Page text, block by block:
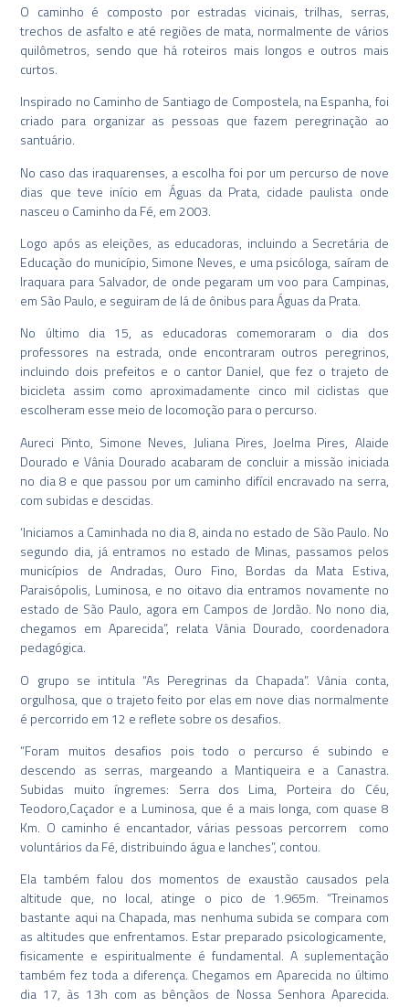
O caminho é composto por estradas vicinais, trilhas, serras,
trechos de asfalto e até regiões de mata, normalmente de vários
quilômetros, sendo que há roteiros mais longos e outros mais
curtos.
Inspirado no Caminho de Santiago de Compostela, na Espanha, foi
criado para organizar as pessoas que fazem peregrinação ao
santuário.
No caso das iraquarenses, a escolha foi por um percurso de nove
dias que teve início em Águas da Prata, cidade paulista onde
nasceu o Caminho da Fé, em 2003.
Logo após as eleições, as educadoras, incluindo a Secretária de
Educação do município, Simone Neves, e uma psicóloga, saíram de
Iraquara para Salvador, de onde pegaram um voo para Campinas,
em São Paulo, e seguiram de lá de ônibus para Águas da Prata.
No último dia 15, as educadoras comemoraram o dia dos
professores na estrada, onde encontraram outros peregrinos,
incluindo dois prefeitos e o cantor Daniel, que fez o trajeto de
bicicleta assim como aproximadamente cinco mil ciclistas que
escolheram esse meio de locomoção para o percurso.
Aureci Pinto, Simone Neves, Juliana Pires, Joelma Pires, Alaide
Dourado e Vânia Dourado acabaram de concluir a missão iniciada
no dia 8 e que passou por um caminho difícil encravado na serra,
com subidas e descidas.
‘Iniciamos a Caminhada no dia 8, ainda no estado de São Paulo. No
segundo dia, já entramos no estado de Minas, passamos pelos
municípios de Andradas, Ouro Fino, Bordas da Mata Estiva,
Paraisópolis, Luminosa, e no oitavo dia entramos novamente no
estado de São Paulo, agora em Campos de Jordão. No nono dia,
chegamos em Aparecida”, relata Vânia Dourado, coordenadora
pedagógica.
O grupo se intitula “As Peregrinas da Chapada”. Vânia conta,
orgulhosa, que o trajeto feito por elas em nove dias normalmente
é percorrido em 12 e reflete sobre os desafios.
“Foram muitos desafios pois todo o percurso é subindo e
descendo as serras, margeando a Mantiqueira e a Canastra.
Subidas muito íngremes: Serra dos Lima, Porteira do Céu,
Teodoro,Caçador e a Luminosa, que é a mais longa, com quase 8
Km. O caminho é encantador, várias pessoas percorrem como
voluntários da Fé, distribuindo água e lanches”, contou.
Ela também falou dos momentos de exaustão causados pela
altitude que, no local, atinge o pico de 1.965m. “Treinamos
bastante aqui na Chapada, mas nenhuma subida se compara com
as altitudes que enfrentamos. Estar preparado psicologicamente,
fisicamente e espiritualmente é fundamental. A suplementação
também fez toda a diferença. Chegamos em Aparecida no último
dia 17, às 13h com as bênçãos de Nossa Senhora Aparecida.